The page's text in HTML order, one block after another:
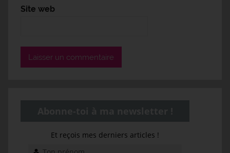
Site web
Et reçois mes derniers articles !